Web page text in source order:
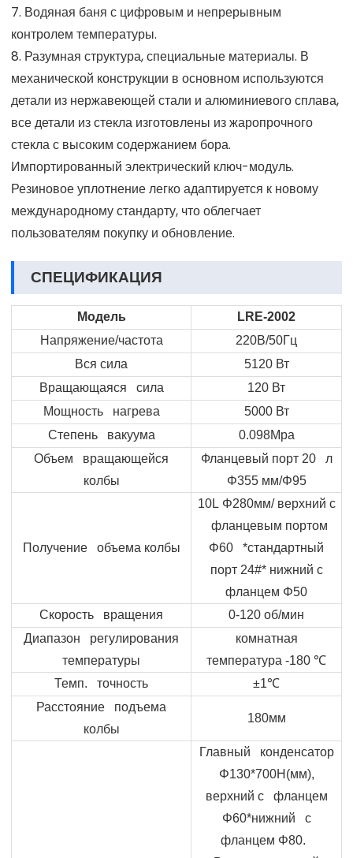
7. Водяная баня с цифровым и непрерывным
контролем температуры.
8. Разумная структура, специальные материалы. В
механической конструкции в основном используются
детали из нержавеющей стали и алюминиевого сплава,
все детали из стекла изготовлены из жаропрочного
стекла с высоким содержанием бора.
Импортированный электрический ключ-модуль.
Резиновое уплотнение легко адаптируется к новому
международному стандарту, что облегчает
пользователям покупку и обновление.
СПЕЦИФИКАЦИЯ
Модель LRE-2002
Напряжение/частота
220В/50Гц
Вся сила
5120 Вт
Вращающаяся сила
120 Вт
Мощность нагрева
5000 Вт
Степень вакуума
0.098Mpa
Объем вращающейся
колбы
Фланцевый порт 20 л
Φ355 мм/Φ95
Получение объема колбы
10L Φ280мм/ верхний с
фланцевым портом
Φ60 *стандартный
порт 24#* нижний с
фланцем Φ50
Скорость вращения
0-120 об/мин
Диапазон регулирования
температуры
комнатная
температура -180 ℃
Темп. точность
±1℃
Расстояние подъема
колбы
180мм
Главный конденсатор
Φ130*700H (мм),
верхний с фланцем
Φ60*нижний с
фланцем Φ80.